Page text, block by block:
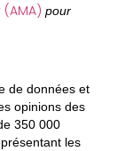
pour
de données et
opinions des
350 000
les